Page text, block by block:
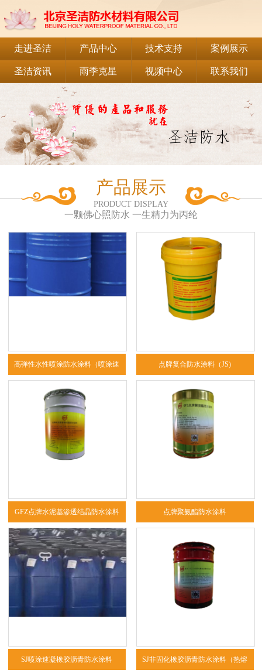
走进圣洁 产品中心 技术支持 案例展示
圣洁资讯 雨季克星 视频中心 联系我们
产品展示
PRODUCT DISPLAY
一颗佛心照防水 一生精力为丙纶
高弹性水性喷涂防水涂料（喷涂速 点牌复合防水涂料（JS)
GFZ点牌水泥基渗透结晶防水涂料 点牌聚氨酯防水涂料
SJ喷涂速凝橡胶沥青防水涂料 SJ非固化橡胶沥青防水涂料（热熔